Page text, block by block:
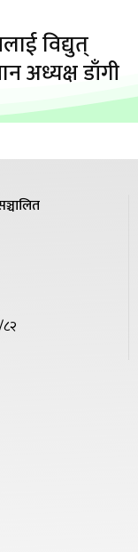
विद्युत्
अध्यक्ष डाँगी